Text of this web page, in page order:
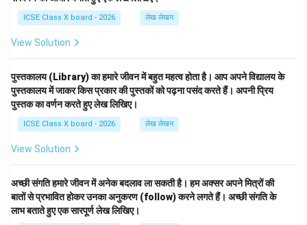
Half papaya (cut side visible)
One big onion
Placement:
Bottle-gourd leaning against backdrop
Papaya (cut half), tomatoes, onion, capsicum placed in
Papaya's inside (seeds, flesh) must be visible
Entire arrangement well below eye level
ICSE Class X board - 2026 लेख लेखन
View Solution
पुस्तकालय (Library) का हमारे जीवन में बहुत महत्व होता है। आप अपने विद्यालय के
पुस्तकालय में जाकर किस प्रकार की पुस्तकों को पढ़ना पसंद करते हैं। अपनी प्रिय
पुस्तक का वर्णन करते हुए लेख लिखिए।
ICSE Class X board - 2026 लेख लेखन
View Solution
अच्छी संगति हमारे जीवन में अनेक बदलाव ला सकती है। हम अक्सर अपने मित्रों की
बातों से प्रभावित होकर उनका अनुकरण (follow) करने लगते हैं। अच्छी संगति के
लाभ बताते हुए एक सारपूर्ण लेख लिखिए।